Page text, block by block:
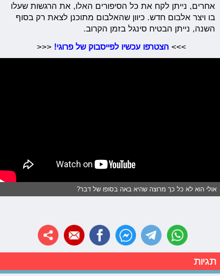
אחרים, נייתן לקח את כל הסיפורים האלו, את הרגשות שעלו
בו ויצר אלבום חדש. כיוון שהאלבום מתוכנן לצאת רק בסוף
השנה, נייתן הבטיח סינגל בזמן הקרוב.
>>> הצטרפו עכשיו לפייסבוק של פרוגי! <<<
אולי הוא לא כל כך מרוצה שהיא באה בסופו של דבר?
תגיות